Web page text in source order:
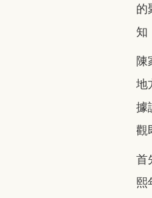
的
知
陳
地
據
觀
首
熙